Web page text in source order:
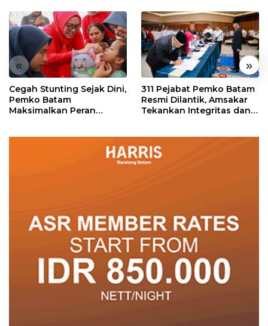
« »
Cegah Stunting Sejak Dini,
Pemko Batam
Maksimalkan Peran
311 Pejabat Pemko Batam
Resmi Dilantik, Amsakar
Tekankan Integritas dan